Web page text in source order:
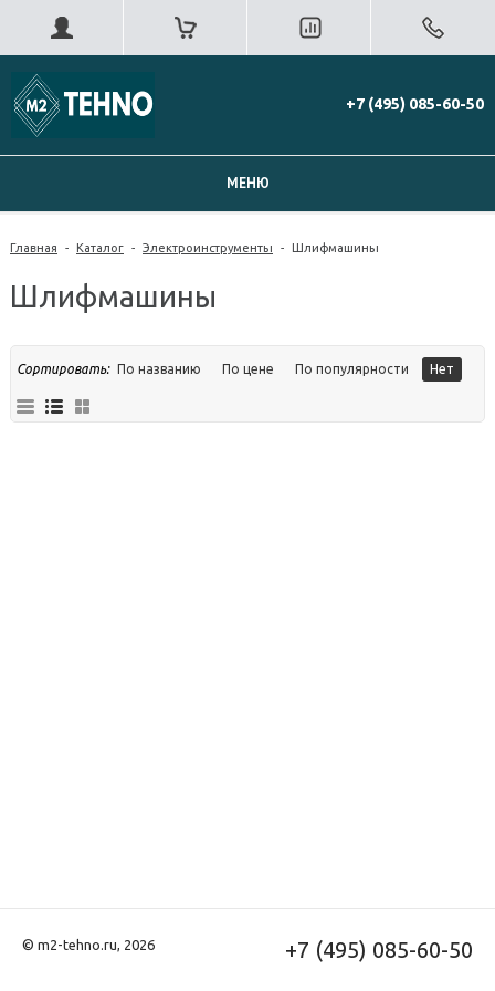
+7 (495) 085-60-50
МЕНЮ
Главная - Каталог - Электроинструменты - Шлифмашины
Шлифмашины
Сортировать: По названию По цене По популярности Нет
© m2-tehno.ru, 2026 +7 (495) 085-60-50